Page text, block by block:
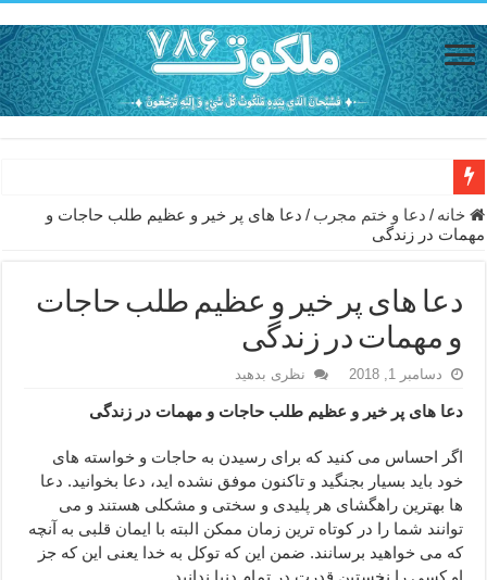
دعای حفظ جان خانواده از بلا در سفر – دعای دفع بلا در قرآن
دعای مجرب برای رفع گرفتاری – ذکر قوی برای جلوگیری از اندوه و
دعا برای عاشق شدن طرف مقابل – عاشق کردن طرف مقابل از راه
دعای حفظ جان عزیزان از بلا در سفر – دعا برای رفع حوادث بد روزانه
انواع ذکرهای الهی و خواص آن – مجرب ترین ذکرها برای برآوردن
ختم سوره تکاثر برای جذب ثروت – خواص و برکات سوره تکاثر
دعا قدرت و توانمندی – دعا برای افزایش انرژی بدن و قدرت بازو
دعای ابودردا برای در امان ماندن از بلا – دعای ایمنی از سوختن
خانه / دعا و ختم مجرب / دعا های پر خیر و عظیم طلب حاجات و
مهمات در زندگی
دعا های پر خیر و عظیم طلب حاجات
و مهمات در زندگی
دسامبر 1, 2018 نظری بدهید
دعا های پر خیر و عظیم طلب حاجات و مهمات در زندگی
اگر احساس می کنید که برای رسیدن به حاجات و خواسته های
خود باید بسیار بجنگید و تاکنون موفق نشده اید، دعا بخوانید. دعا
ها بهترین راهگشای هر پلیدی و سختی و مشکلی هستند و می
توانند شما را در کوتاه ترین زمان ممکن البته با ایمان قلبی به آنچه
که می خواهید برسانند. ضمن این که توکل به خدا یعنی این که جز
او کسی را نخستین قدرت در تمام دنیا ندانید.